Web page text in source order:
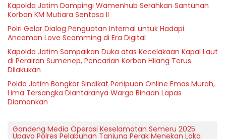
Kapolda Jatim Dampingi Wamenhub Serahkan Santunan
Korban KM Mutiara Sentosa II
Polri Gelar Dialog Penguatan Internal untuk Hadapi
Ancaman Love Scamming di Era Digital
Kapolda Jatim Sampaikan Duka atas Kecelakaan Kapal Laut
di Perairan Sumenep, Pencarian Korban Hilang Terus
Dilakukan
Polda Jatim Bongkar Sindikat Penipuan Online Emas Murah,
Lima Tersangka Diantaranya Warga Binaan Lapas
Diamankan
Gandeng Media Operasi Keselamatan Semeru 2025:
Upaya Polres Pelabuhan Tanjung Perak Menekan Laka